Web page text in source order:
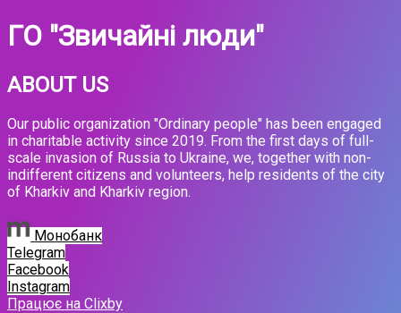
ГО "Звичайні люди"
ABOUT US
Our public organization "Ordinary people" has been engaged
in charitable activity since 2019. From the first days of full-
scale invasion of Russia to Ukraine, we, together with non-
indifferent citizens and volunteers, help residents of the city
of Kharkiv and Kharkiv region.
Монобанк
Telegram
Facebook
Instagram
Працює на Clixby